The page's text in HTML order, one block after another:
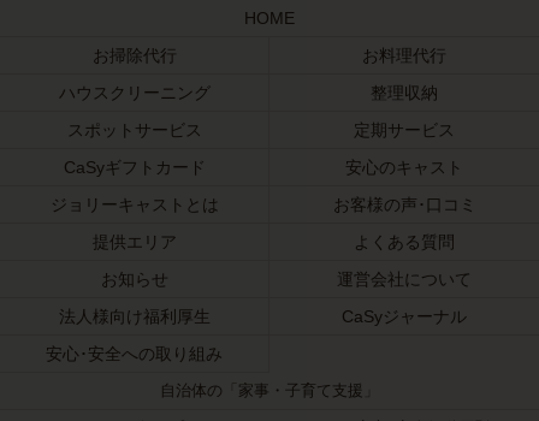
HOME
お掃除代行
お料理代行
ハウスクリーニング
整理収納
スポットサービス
定期サービス
CaSyギフトカード
安心のキャスト
ジョリーキャストとは
お客様の声･口コミ
提供エリア
よくある質問
お知らせ
運営会社について
法人様向け福利厚生
CaSyジャーナル
安心･安全への取り組み
自治体の「家事・子育て支援」